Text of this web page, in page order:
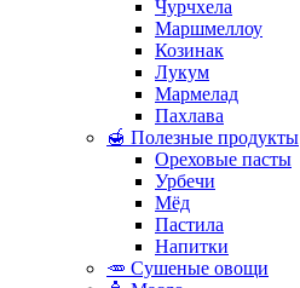
Чурчхела
Маршмеллоу
Козинак
Лукум
Мармелад
Пахлава
🍯 Полезные продукты
Ореховые пасты
Урбечи
Мёд
Пастила
Напитки
🥕 Сушеные овощи